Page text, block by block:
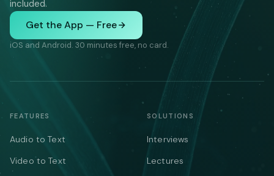
included.
Get the App — Free
iOS and Android. 30 minutes free, no card.
FEATURES
Audio to Text
Video to Text
SOLUTIONS
Interviews
Lectures